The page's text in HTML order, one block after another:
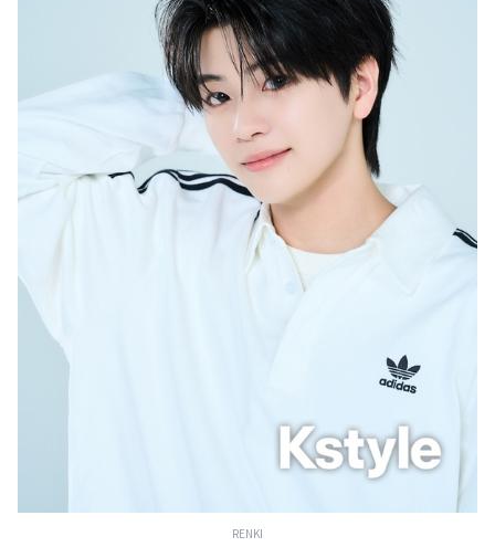
RENKI